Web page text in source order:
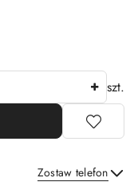
szt.
Zostaw telefon